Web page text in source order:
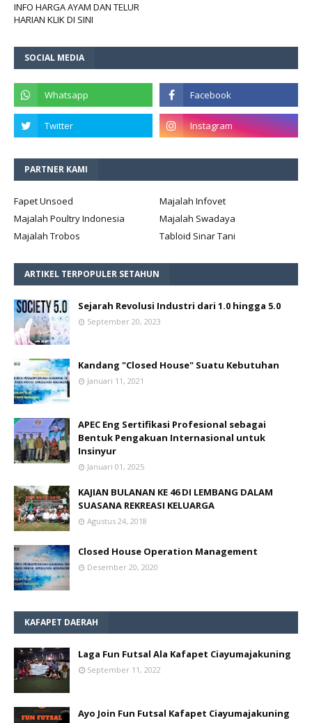
INFO HARGA AYAM DAN TELUR
HARIAN KLIK DI SINI
SOCIAL MEDIA
PARTNER KAMI
Fapet Unsoed
Majalah Infovet
Majalah Poultry Indonesia
Majalah Swadaya
Majalah Trobos
Tabloid Sinar Tani
ARTIKEL TERPOPULER SETAHUN
Sejarah Revolusi Industri dari 1.0 hingga 5.0
September 20, 2023
Kandang "Closed House" Suatu Kebutuhan
Januari 11, 2021
APEC Eng Sertifikasi Profesional sebagai
Bentuk Pengakuan Internasional untuk
Insinyur
Januari 01, 2025
KAJIAN BULANAN KE 46 DI LEMBANG DALAM
SUASANA REKREASI KELUARGA
Agustus 24, 2018
Closed House Operation Management
Desember 20, 2020
KAFAPET DAERAH
Laga Fun Futsal Ala Kafapet Ciayumajakuning
September 11, 2022
Ayo Join Fun Futsal Kafapet Ciayumajakuning